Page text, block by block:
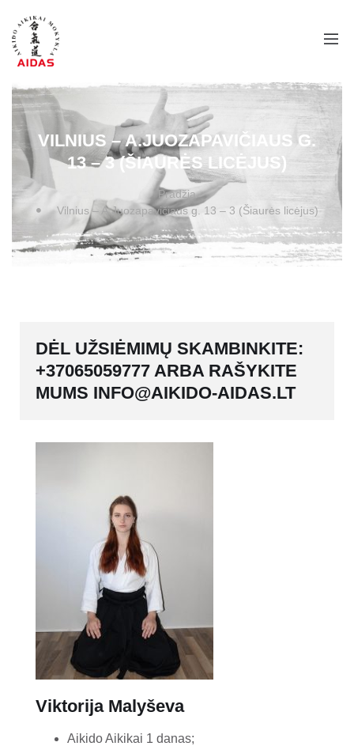
VILNIUS – A.JUOZAPAVIČIAUS G.
13 – 3 (ŠIAURĖS LICĖJUS)
Pradžia
Vilnius – A.Juozapavičiaus g. 13 – 3 (Šiaurės licėjus)
DĖL UŽSIĖMIMŲ SKAMBINKITE:
+37065059777 ARBA RAŠYKITE
MUMS INFO@AIKIDO-AIDAS.LT
Viktorija Malyševa
Aikido Aikikai 1 danas;